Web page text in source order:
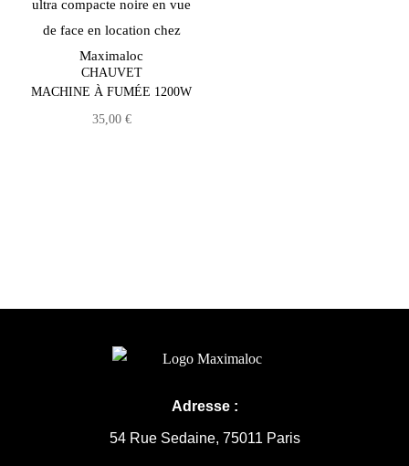
CHAUVET
MACHINE À FUMÉE 1200W
35,00 €
Adresse :
54 Rue Sedaine, 75011 Paris